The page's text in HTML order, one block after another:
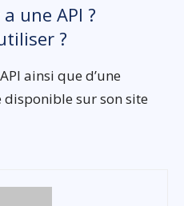
une API ?
?
ainsi que d’une
sur son site